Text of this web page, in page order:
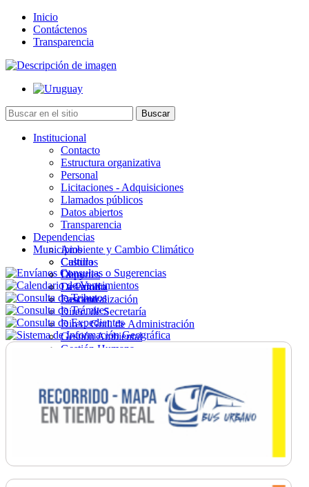
Inicio
Contáctenos
Transparencia
Institucional
Contacto
Estructura organizativa
Personal
Licitaciones - Adquisiciones
Llamados públicos
Datos abiertos
Transparencia
Dependencias
Ambiente y Cambio Climático
Cultura
Deportes
Desarrollo
Descentralización
Direc. de Secretaría
Direc. Gral. de Administración
Gestión Ambiental
Gestión Humana
Ordenamiento
Promoción Social
Salud
Secretaría General
Municipios
Castillos
Chuy
La Paloma
Lascano